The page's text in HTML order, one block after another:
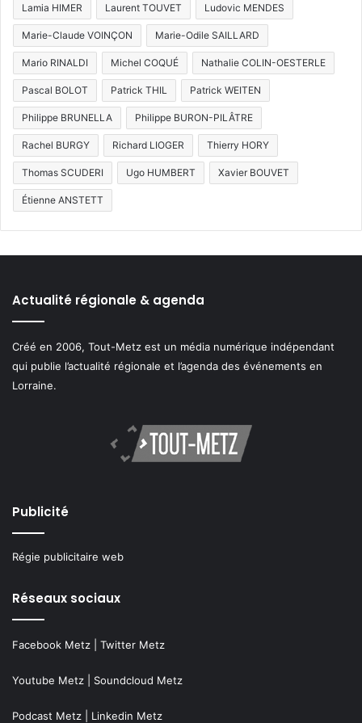
Lamia HIMER Laurent TOUVET Ludovic MENDES
Marie-Claude VOINÇON Marie-Odile SAILLARD
Mario RINALDI Michel COQUÉ Nathalie COLIN-OESTERLE
Pascal BOLOT Patrick THIL Patrick WEITEN
Philippe BRUNELLA Philippe BURON-PILÂTRE
Rachel BURGY Richard LIOGER Thierry HORY
Thomas SCUDERI Ugo HUMBERT Xavier BOUVET
Étienne ANSTETT
Actualité régionale & agenda
Créé en 2006, Tout-Metz est un média numérique indépendant
qui publie l’actualité régionale et l’agenda des événements en
Lorraine.
Publicité
Régie publicitaire web
Réseaux sociaux
Facebook Metz Twitter Metz
Youtube Metz Soundcloud Metz
Podcast Metz Linkedin Metz